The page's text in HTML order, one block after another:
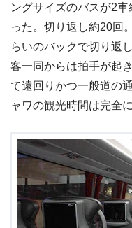
ングサイズのバスが2
った。切り返し約20回
らいのバックで切り返
客一同からは拍手が起
て遠回りかつ一般道の
ャワの観光時間は完全